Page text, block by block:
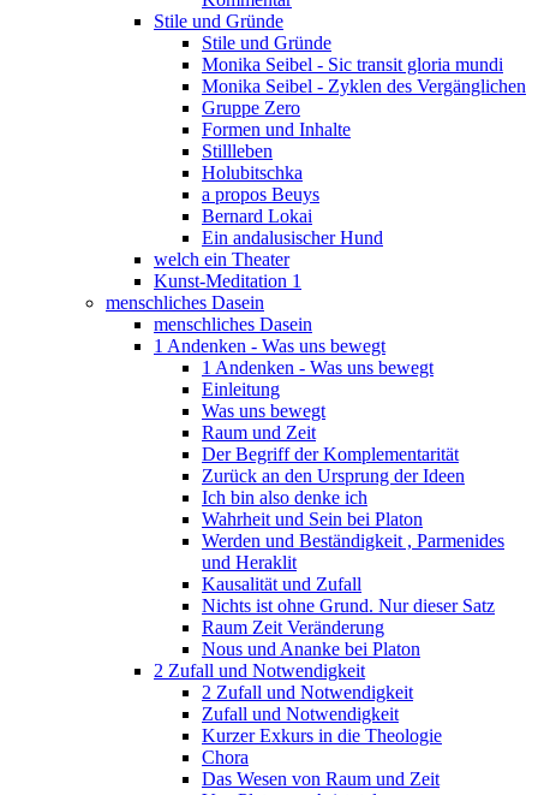
Stile und Gründe
Stile und Gründe
Monika Seibel - Sic transit gloria mundi
Monika Seibel - Zyklen des Vergänglichen
Gruppe Zero
Formen und Inhalte
Stillleben
Holubitschka
a propos Beuys
Bernard Lokai
Ein andalusischer Hund
welch ein Theater
Kunst-Meditation 1
menschliches Dasein
menschliches Dasein
1 Andenken - Was uns bewegt
1 Andenken - Was uns bewegt
Einleitung
Was uns bewegt
Raum und Zeit
Der Begriff der Komplementarität
Zurück an den Ursprung der Ideen
Ich bin also denke ich
Wahrheit und Sein bei Platon
Werden und Beständigkeit , Parmenides
und Heraklit
Kausalität und Zufall
Nichts ist ohne Grund. Nur dieser Satz
Raum Zeit Veränderung
Nous und Ananke bei Platon
2 Zufall und Notwendigkeit
2 Zufall und Notwendigkeit
Zufall und Notwendigkeit
Kurzer Exkurs in die Theologie
Chora
Das Wesen von Raum und Zeit